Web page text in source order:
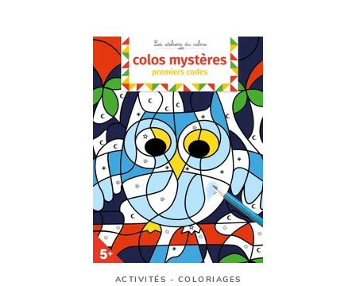
ACTIVITÉS - COLORIAGES